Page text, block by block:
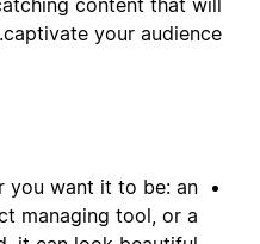
content that will
captivate your audience.
you want it to be: an
managing tool, or a